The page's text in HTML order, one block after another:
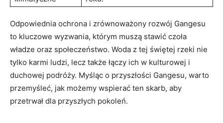
Odpowiednia ochrona i zrównoważony rozwój Gangesu
to kluczowe wyzwania, którym muszą stawić czoła
władze oraz społeczeństwo. Woda z tej świętej rzeki nie
tylko karmi ludzi, lecz także łączy ich w kulturowej i
duchowej podróży. Myśląc o przyszłości Gangesu, warto
przemyśleć, jak możemy wspierać ten skarb, aby
przetrwał dla przyszłych pokoleń.